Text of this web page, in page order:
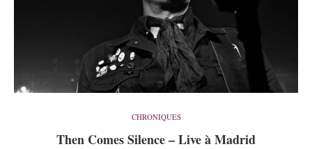
CHRONIQUES
Then Comes Silence – Live à Madrid